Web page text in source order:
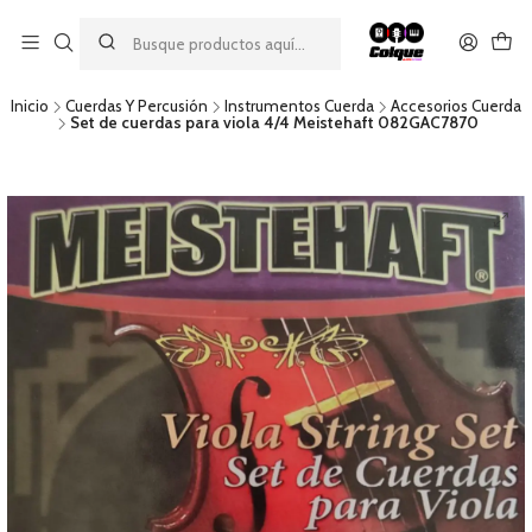
descuento por pago con transferencia bancaria
por una compra mínima de $49.990. Este descuento no es
acumulable a otras promociones ni aplicable a gastos de envío.
Inicio Cuerdas Y Percusión Instrumentos Cuerda
Accesorios Cuerda
Set de cuerdas para viola 4/4 Meistehaft 082GAC7870